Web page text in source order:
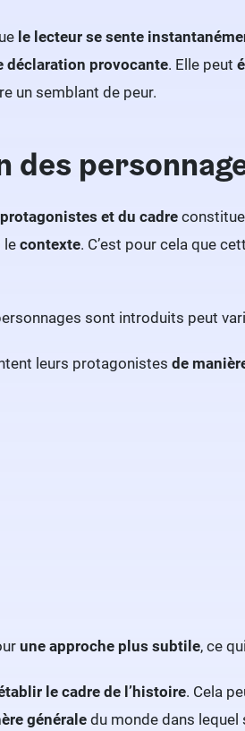
le lecteur se sente
déclaration provocante. Elle peut
un semblant de peur.
des
et du cadre
le contexte. C’est pour cela que
sont introduits peut
leurs protagonistes de
une approche plus subtile, ce
le cadre de l’histoire. Cela
générale du monde dans lequel